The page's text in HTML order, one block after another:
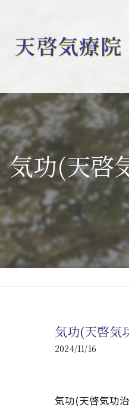
気功(天啓
気功(天啓気
2024/11/16
気功(天啓気功